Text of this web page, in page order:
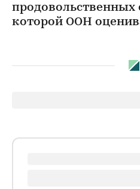
продовольственных
которой ООН